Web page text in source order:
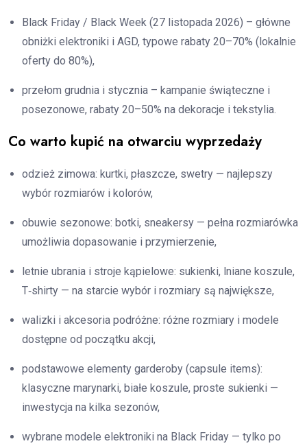
Black Friday / Black Week (27 listopada 2026) – główne
obniżki elektroniki i AGD, typowe rabaty 20–70% (lokalnie
oferty do 80%),
przełom grudnia i stycznia – kampanie świąteczne i
posezonowe, rabaty 20–50% na dekoracje i tekstylia.
Co warto kupić na otwarciu wyprzedaży
odzież zimowa: kurtki, płaszcze, swetry — najlepszy
wybór rozmiarów i kolorów,
obuwie sezonowe: botki, sneakersy — pełna rozmiarówka
umożliwia dopasowanie i przymierzenie,
letnie ubrania i stroje kąpielowe: sukienki, lniane koszule,
T‑shirty — na starcie wybór i rozmiary są największe,
walizki i akcesoria podróżne: różne rozmiary i modele
dostępne od początku akcji,
podstawowe elementy garderoby (capsule items):
klasyczne marynarki, białe koszule, proste sukienki —
inwestycja na kilka sezonów,
wybrane modele elektroniki na Black Friday — tylko po